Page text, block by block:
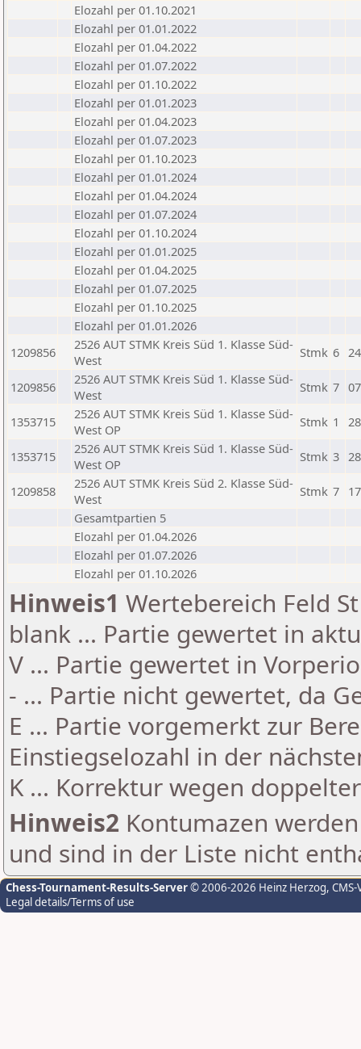
Elozahl per 01.10.2021
Elozahl per 01.01.2022
Elozahl per 01.04.2022
Elozahl per 01.07.2022
Elozahl per 01.10.2022
Elozahl per 01.01.2023
Elozahl per 01.04.2023
Elozahl per 01.07.2023
Elozahl per 01.10.2023
Elozahl per 01.01.2024
Elozahl per 01.04.2024
Elozahl per 01.07.2024
Elozahl per 01.10.2024
Elozahl per 01.01.2025
Elozahl per 01.04.2025
Elozahl per 01.07.2025
Elozahl per 01.10.2025
Elozahl per 01.01.2026
1209856
2526 AUT STMK Kreis Süd 1. Klasse Süd-
West
Stmk 6
1209856
2526 AUT STMK Kreis Süd 1. Klasse Süd-
West
Stmk 7
1353715
2526 AUT STMK Kreis Süd 1. Klasse Süd-
West OP
Stmk 1
1353715
2526 AUT STMK Kreis Süd 1. Klasse Süd-
West OP
Stmk 3
1209858
2526 AUT STMK Kreis Süd 2. Klasse Süd-
West
Stmk 7
Gesamtpartien 5
Elozahl per 01.04.2026
Elozahl per 01.07.2026
Elozahl per 01.10.2026
Hinweis1 Wertebereich Feld
blank ... Partie gewertet in
V ... Partie gewertet in
- ... Partie nicht gewertet, da
E ... Partie vorgemerkt zur
Einstiegselozahl in der
K ... Korrektur wegen
Hinweis2 Kontumazen
und sind in der Liste nicht
Chess-Tournament-Results-Server© 2006-2026 Heinz Herzog,
Legal details/Terms of use